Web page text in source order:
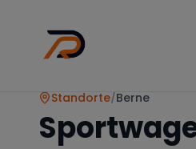
Standorte/Berne